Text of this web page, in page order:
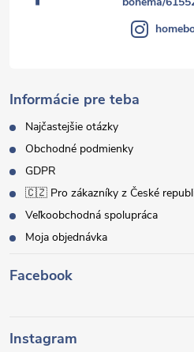
Informácie pre teba
Najčastejšie otázky
Obchodné podmienky
GDPR
🇨🇿 Pro zákazníky z České
Veľkoobchodná spolupráca
Moja objednávka
Facebook
Instagram